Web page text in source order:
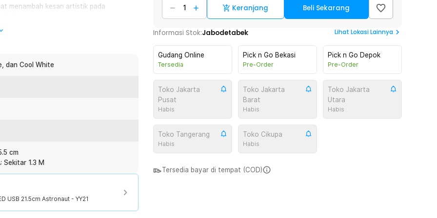
menambah kesan artistik pada
warna dengan suasana yang Anda
nyaman di mata. Kini Anda bisa
USB 21.5cm - YY21
dan Cool White
cm
Sekitar 1.3 M
USB 21.5cm Astronaut - YY21
Keranjang Beli Sekarang
Informasi Stok:Jabodetabek Lihat Lokasi Lainnya
Gudang Online
Tersedia
Pick n Go Bekasi
Pre-Order
Pick n Go Depok
Pre-Order
Toko Jakarta
Pusat
Habis
Toko Jakarta
Barat
Habis
Toko Jakarta
Utara
Habis
Toko Tangerang
Habis
Toko Cikupa
Habis
Tersedia bayar di tempat (COD)